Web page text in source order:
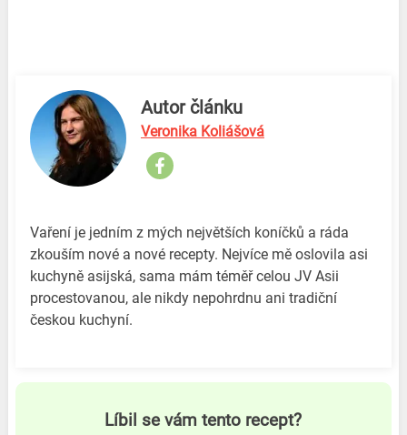
Autor článku
Veronika Koliášová
Vaření je jedním z mých největších koníčků a ráda
zkouším nové a nové recepty. Nejvíce mě oslovila asi
kuchyně asijská, sama mám téměř celou JV Asii
procestovanou, ale nikdy nepohrdnu ani tradiční
českou kuchyní.
Líbil se vám tento recept?